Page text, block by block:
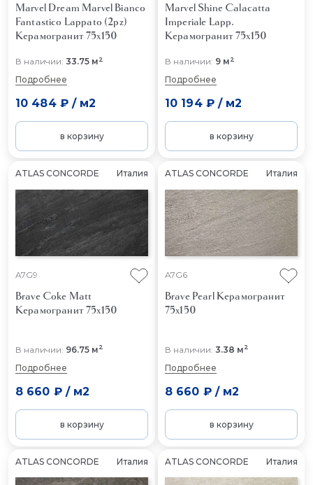
Marvel Dream Marvel Bianco
Fantastico Lappato (2pz)
Керамогранит 75x150
В наличии: 33.75 м2
Подробнее
10 484 ₽/ м2
в корзину
Marvel Shine Calacatta
Imperiale Lapp.
Керамогранит 75x150
В наличии: 9 м2
Подробнее
10 194 ₽/ м2
в корзину
ATLAS CONCORDE Италия
A7G9
Brave Coke Matt
Керамогранит 75x150
В наличии: 96.75 м2
Подробнее
8 660 ₽/ м2
в корзину
ATLAS CONCORDE Италия
A7G6
Brave Pearl Керамогранит
75x150
В наличии: 3.38 м2
Подробнее
8 660 ₽/ м2
в корзину
ATLAS CONCORDE Италия ATLAS CONCORDE Италия